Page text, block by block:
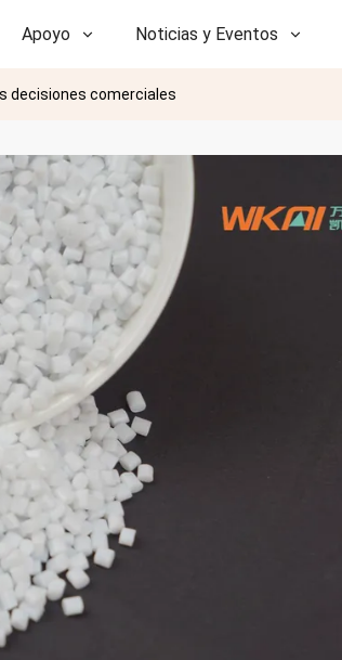
Apoyo Noticias y Eventos
decisiones comerciales